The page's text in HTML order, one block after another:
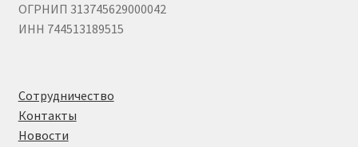
ОГРНИП 313745629000042
ИНН 744513189515
Сотрудничество
Контакты
Новости